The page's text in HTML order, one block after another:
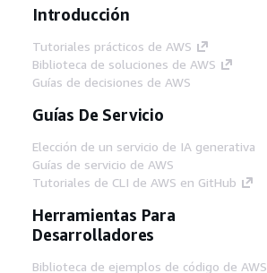
Introducción
Tutoriales prácticos de AWS
Biblioteca de soluciones de AWS
Guías de decisiones de AWS
Guías De Servicio
Elección de un servicio de IA generativa
Guías de servicio de AWS
Tutoriales de CLI de AWS en GitHub
Herramientas Para
Desarrolladores
Biblioteca de ejemplos de código de AWS